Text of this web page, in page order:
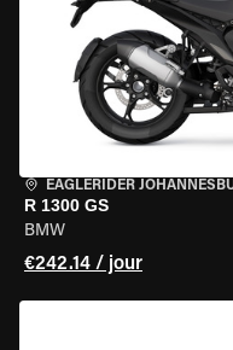
EAGLERIDER
R 1300 GS
BMW
€242.14 / jour